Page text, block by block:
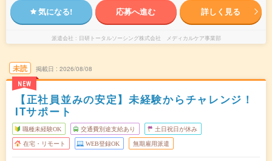
気になる! 応募へ進む 詳しく見る
派遣会社 日研トータルソーシング株式会社 メディカルケア事業部
未読
NEW
掲載日 2026/08/08
【正社員並みの安定】未経験からチャレンジ！
ITサポート
職種未経験OK 交通費別途支給あり 土日祝日が休み
在宅・リモート WEB登録OK 無期雇用派遣